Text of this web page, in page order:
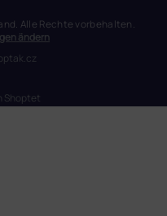
Shoptet
. Alle Rechte vorbehalten.
ändern